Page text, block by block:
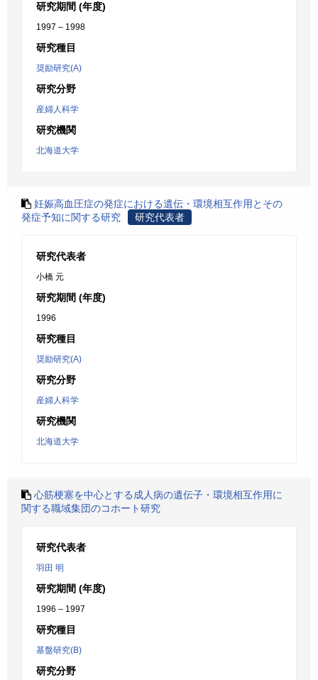
研究期間 (年度)
1997 – 1998
研究種目
奨励研究(A)
研究分野
産婦人科学
研究機関
北海道大学
妊娠高血圧症の発症における遺伝・環境相互作用とその
発症予知に関する研究
研究代表者
研究代表者
小橋 元
研究期間 (年度)
1996
研究種目
奨励研究(A)
研究分野
産婦人科学
研究機関
北海道大学
心筋梗塞を中心とする成人病の遺伝子・環境相互作用に
関する職域集団のコホート研究
研究代表者
羽田 明
研究期間 (年度)
1996 – 1997
研究種目
基盤研究(B)
研究分野